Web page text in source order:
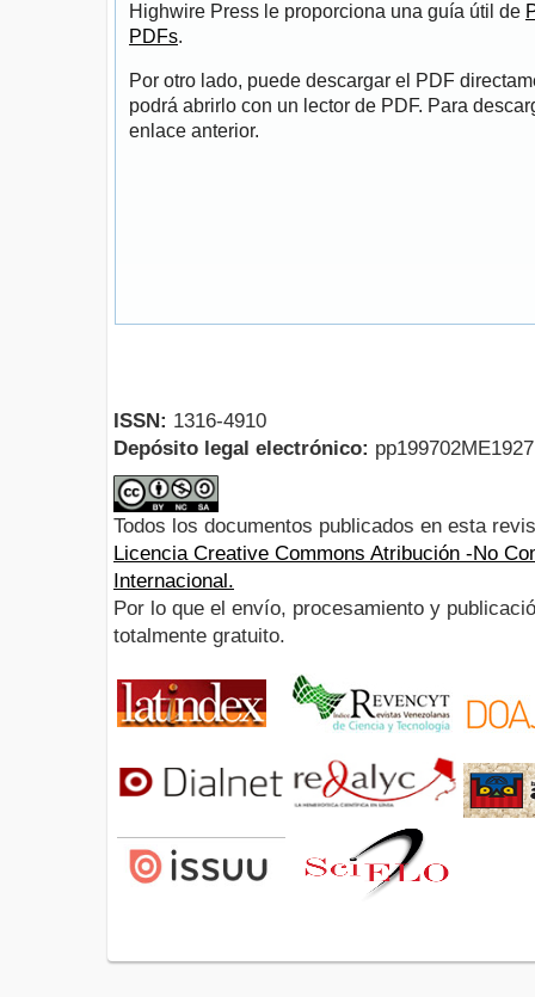
Highwire Press le proporciona una guía útil de
PDFs.
Por otro lado, puede descargar el PDF
podrá abrirlo con un lector de PDF. Para
enlace anterior.
ISSN: 1316-4910
Depósito legal electrónico:
Todos los documentos publicados en esta
Licencia Creative Commons Atribución -No
Internacional.
Por lo que el envío, procesamiento y
totalmente gratuito.